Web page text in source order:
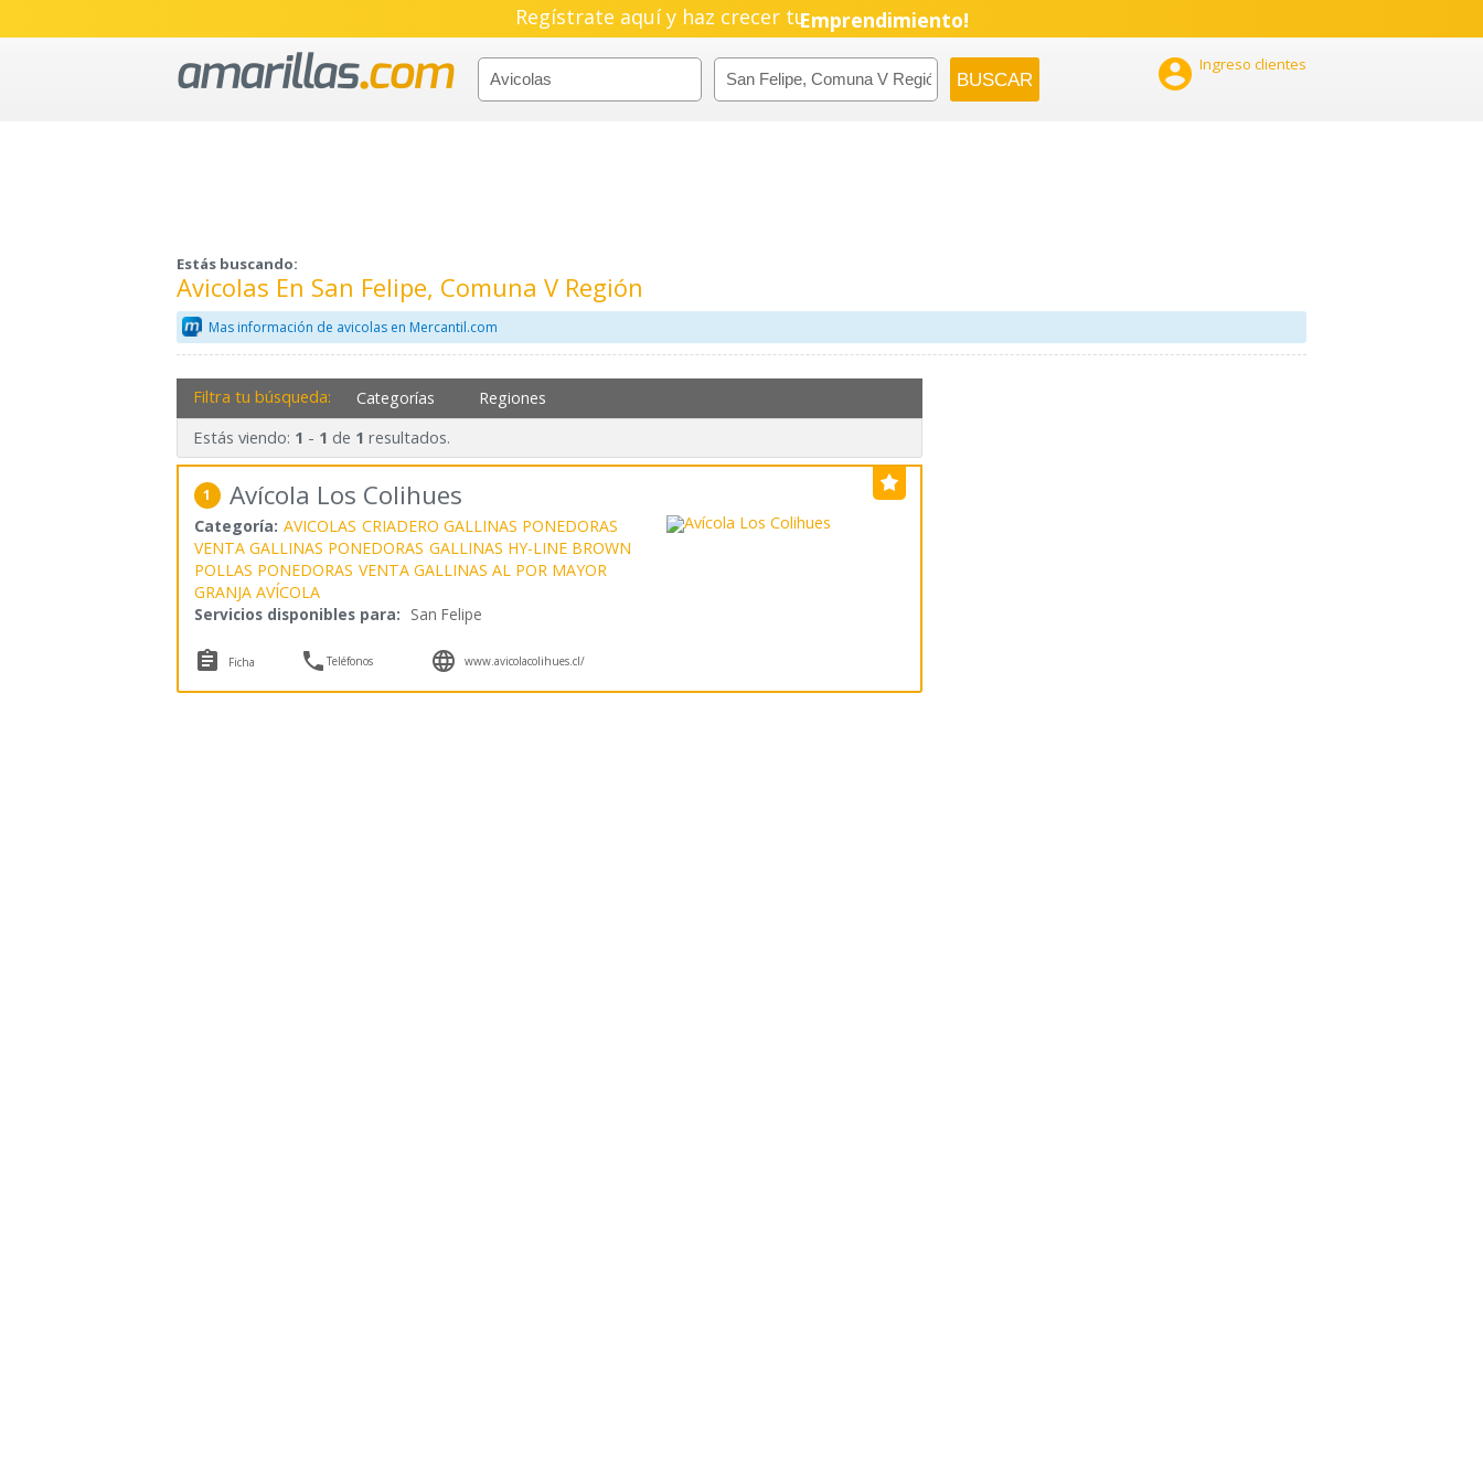
Regístrate aquí y haz crecer tuEmprendimiento!
 Ingreso clientes
Estás buscando:
Avicolas En San Felipe, Comuna V Región
Mas información de avicolas en Mercantil.com
Filtra tu búsqueda: Categorías Regiones
Estás viendo: 1 - 1 de 1 resultados.
1 Avícola Los Colihues
Categoría: AVICOLAS CRIADERO GALLINAS PONEDORAS
VENTA GALLINAS PONEDORAS GALLINAS HY-LINE BROWN
POLLAS PONEDORAS VENTA GALLINAS AL POR MAYOR
GRANJA AVÍCOLA
Servicios disponibles para: San Felipe
 Ficha Teléfonos  www.avicolacolihues.cl/